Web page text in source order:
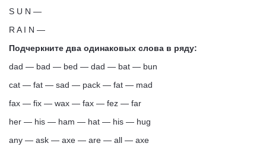
S U N —
R A I N —
Подчеркните два одинаковых слова в ряду:
dad — bad — bed — dad — bat — bun
cat — fat — sad — pack — fat — mad
fax — fix — wax — fax — fez — far
her — his — ham — hat — his — hug
any — ask — axe — are — all — axe